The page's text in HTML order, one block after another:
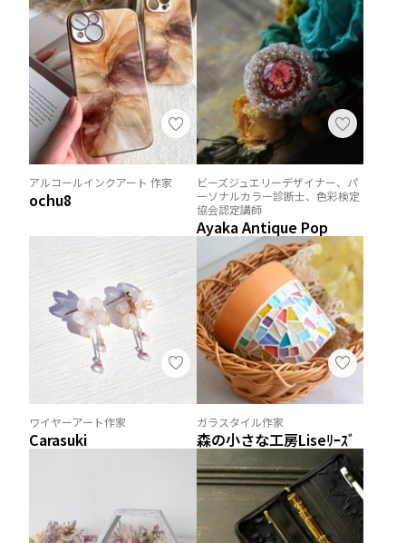
アルコールインクアート 作家
ochu8
ビーズジュエリーデザイナー、パ
ーソナルカラー診断士、色彩検定
協会認定講師
Ayaka Antique Pop
ワイヤーアート作家
Carasuki
ガラスタイル作家
森の小さな工房Liseﾘｰｽﾞ